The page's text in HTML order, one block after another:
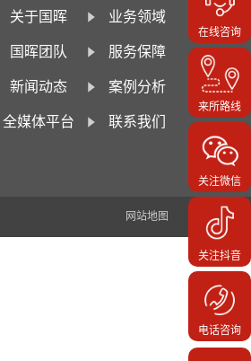
关于国晖 业务领域
国晖团队 服务保障
新闻动态 案例分析
全媒体平台 联系我们
网站地图
在线咨询
来所路线
关注微信
关注抖音
电话咨询